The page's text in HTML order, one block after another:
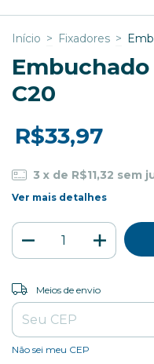
Início > Fixadores >
C20
R$33,97
3 x de R$11,32 sem
Ver mais detalhes
Entregas para o CEP:
Meios de envio
Não sei meu CEP